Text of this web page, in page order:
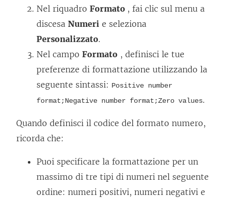
Nel riquadro Formato , fai clic sul menu a
discesa Numeri e seleziona
Personalizzato.
Nel campo Formato , definisci le tue
preferenze di formattazione utilizzando la
seguente sintassi: Positive number
format;Negative number format;Zero values.
Quando definisci il codice del formato numero,
ricorda che:
Puoi specificare la formattazione per un
massimo di tre tipi di numeri nel seguente
ordine: numeri positivi, numeri negativi e